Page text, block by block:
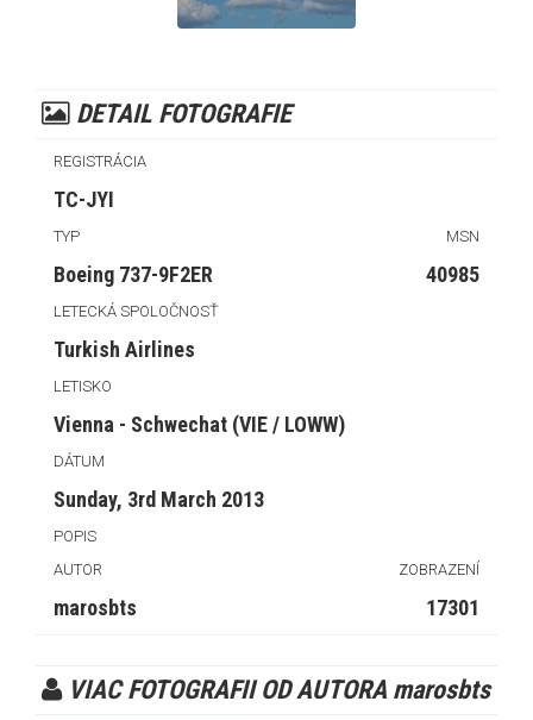
DETAIL FOTOGRAFIE
REGISTRÁCIA
TC-JYI
TYP MSN
Boeing 737-9F2ER 40985
LETECKÁ SPOLOČNOSŤ
Turkish Airlines
LETISKO
Vienna - Schwechat (VIE / LOWW)
DÁTUM
Sunday, 3rd March 2013
POPIS
AUTOR
ZOBRAZENÍ
marosbts 17301
VIAC FOTOGRAFII OD AUTORA marosbts